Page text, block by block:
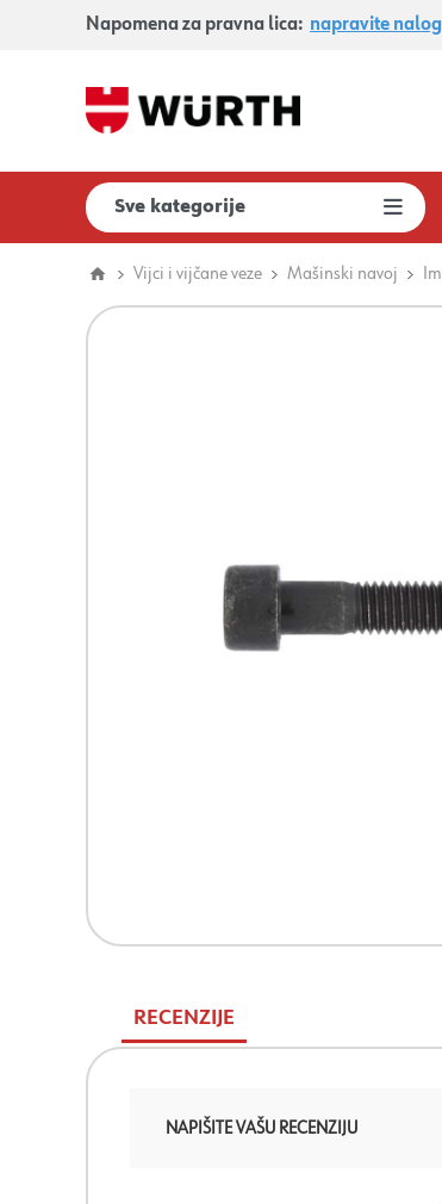
Napomena za pravna lica: napravite nalog
Sve kategorije
Vijci i vijčane veze Mašinski navoj
RECENZIJE
NAPIŠITE VAŠU RECENZIJU